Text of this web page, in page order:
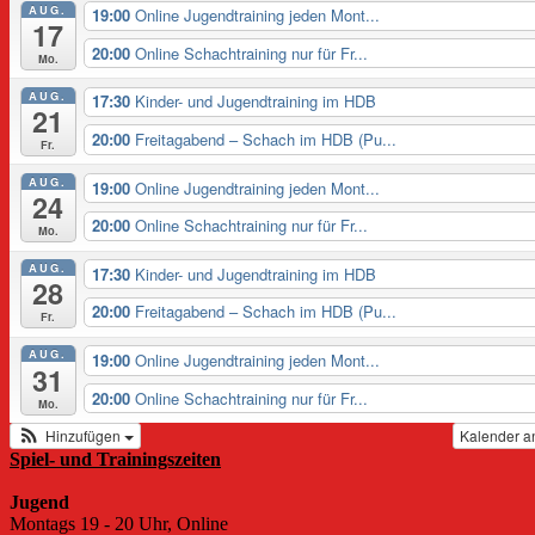
AUG.
17
Mo.
19:00 Online Jugendtraining jeden Mont...
20:00 Online Schachtraining nur für Fr...
AUG.
21
Fr.
17:30 Kinder- und Jugendtraining im HDB
20:00 Freitagabend – Schach im HDB (Pu...
AUG.
24
Mo.
19:00 Online Jugendtraining jeden Mont...
20:00 Online Schachtraining nur für Fr...
AUG.
28
Fr.
17:30 Kinder- und Jugendtraining im HDB
20:00 Freitagabend – Schach im HDB (Pu...
AUG.
31
Mo.
19:00 Online Jugendtraining jeden Mont...
20:00 Online Schachtraining nur für Fr...
Kalender
Hinzufügen
Spiel- und Trainingszeiten
Jugend
Montags 19 - 20 Uhr, Online